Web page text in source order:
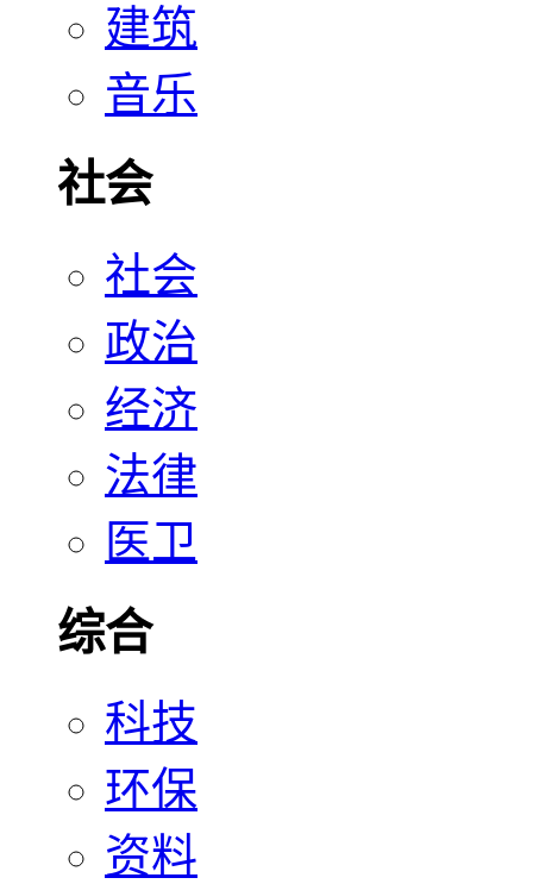
建筑
音乐
社会
社会
政治
经济
法律
医卫
综合
科技
环保
资料